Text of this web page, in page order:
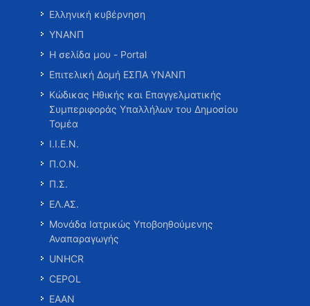
Ελληνική κυβέρνηση
ΥΝΑΝΠ
Η σελίδα μου - Portal
Επιτελική Δομή ΕΣΠΑ ΥΝΑΝΠ
Κώδικας Ηθικής και Επαγγελματικής
Συμπεριφοράς Υπαλλήλων του Δημοσίου
Τομέα
Ι.Ι.Ε.Ν.
Π.Ο.Ν.
Π.Σ.
ΕΛ.ΑΣ.
Μονάδα Ιατρικώς Υποβοηθούμενης
Αναπαραγωγής
UNHCR
CEPOL
ΕΑΑΝ